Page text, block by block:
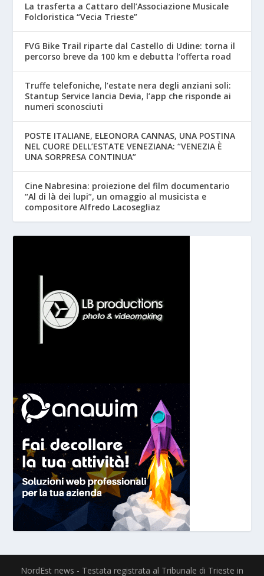
La trasferta a Cattaro dell’Associazione Musicale
Folcloristica “Vecia Trieste”
FVG Bike Trail riparte dal Castello di Udine: torna il
percorso breve da 100 km e debutta l’offerta road
Truffe telefoniche, l’estate nera degli anziani soli:
Stantup Service lancia Devia, l’app che risponde ai
numeri sconosciuti
POSTE ITALIANE, ELEONORA CANNAS, UNA POSTINA
NEL CUORE DELL’ESTATE VENEZIANA: “VENEZIA È
UNA SORPRESA CONTINUA”
Cine Nabresina: proiezione del film documentario
“Al di là dei lupi”, un omaggio al musicista e
compositore Alfredo Lacosegliaz
NordEst news - Testata registrata al Tribunale di Trieste in